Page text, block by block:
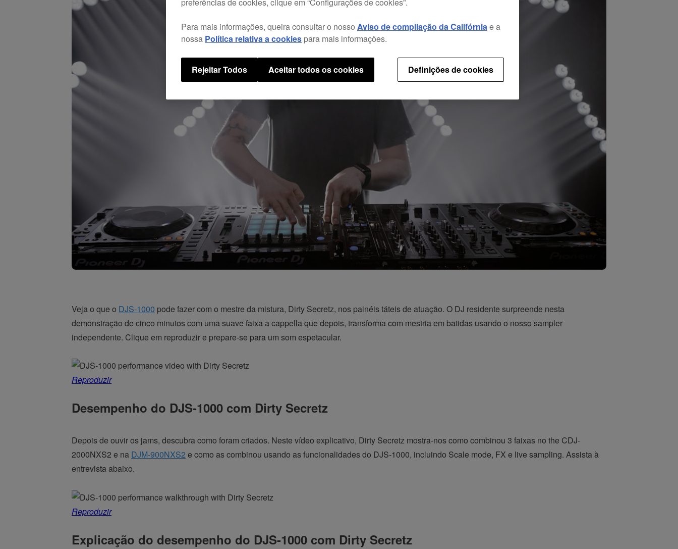
Veja o que o DJS-1000 pode fazer com o mestre da mistura, Dirty Secretz, nos painéis táteis de atuação. O DJ residente surpreende nesta
demonstração de cinco minutos com uma suave faixa a cappella que depois, transforma com mestria em batidas usando o nosso sampler
independente. Clique em reproduzir e prepare-se para um som espetacular.
Reproduzir
Desempenho do DJS-1000 com Dirty Secretz
Depois de ouvir os jams, descubra como foram criados. Neste vídeo explicativo, Dirty Secretz mostra-nos como combinou 3 faixas no the CDJ-
2000NXS2 e na DJM-900NXS2 e como as combinou usando as funcionalidades do DJS-1000, incluindo Scale mode, FX e live sampling. Assista à
entrevista abaixo.
Reproduzir
Explicação do desempenho do DJS-1000 com Dirty Secretz
Para mais informações, queira consultar o nosso Aviso de compilação da Califórnia e a
nossa Política relativa a cookies para mais informações.
Definições de cookies
Rejeitar Todos Aceitar todos os cookies